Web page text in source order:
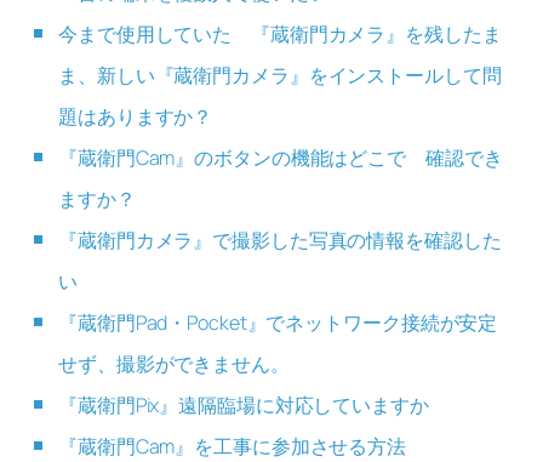
今まで使用していた 『蔵衛門カメラ』を残したま
ま、新しい『蔵衛門カメラ』をインストールして問
題はありますか？
『蔵衛門Cam』のボタンの機能はどこで 確認でき
ますか？
『蔵衛門カメラ』で撮影した写真の情報を確認した
い
『蔵衛門Pad・Pocket』でネットワーク接続が安定
せず、撮影ができません。
『蔵衛門Pix』遠隔臨場に対応していますか
『蔵衛門Cam』を工事に参加させる方法